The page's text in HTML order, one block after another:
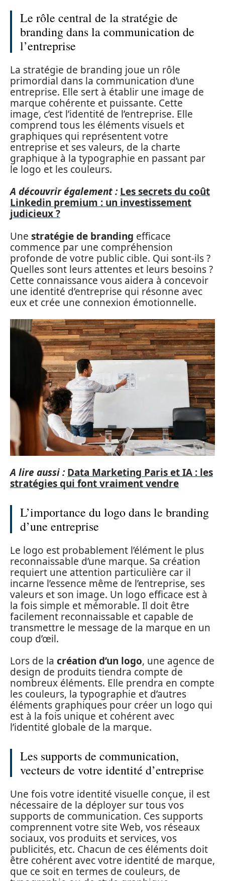
Le rôle central de la stratégie de
branding dans la communication de
l’entreprise
La stratégie de branding joue un rôle
primordial dans la communication d’une
entreprise. Elle sert à établir une image de
marque cohérente et puissante. Cette
image, c’est l’identité de l’entreprise. Elle
comprend tous les éléments visuels et
graphiques qui représentent votre
entreprise et ses valeurs, de la charte
graphique à la typographie en passant par
le logo et les couleurs.
A découvrir également : Les secrets du coût
Linkedin premium : un investissement
judicieux ?
Une stratégie de branding efficace
commence par une compréhension
profonde de votre public cible. Qui sont-ils ?
Quelles sont leurs attentes et leurs besoins ?
Cette connaissance vous aidera à concevoir
une identité d’entreprise qui résonne avec
eux et crée une connexion émotionnelle.
A lire aussi : Data Marketing Paris et IA : les
stratégies qui font vraiment vendre
L’importance du logo dans le branding
d’une entreprise
Le logo est probablement l’élément le plus
reconnaissable d’une marque. Sa création
requiert une attention particulière car il
incarne l’essence même de l’entreprise, ses
valeurs et son image. Un logo efficace est à
la fois simple et mémorable. Il doit être
facilement reconnaissable et capable de
transmettre le message de la marque en un
coup d’œil.
Lors de la création d’un logo, une agence de
design de produits tiendra compte de
nombreux éléments. Elle prendra en compte
les couleurs, la typographie et d’autres
éléments graphiques pour créer un logo qui
est à la fois unique et cohérent avec
l’identité globale de la marque.
Les supports de communication,
vecteurs de votre identité d’entreprise
Une fois votre identité visuelle conçue, il est
nécessaire de la déployer sur tous vos
supports de communication. Ces supports
comprennent votre site Web, vos réseaux
sociaux, vos produits et services, vos
publicités, etc. Chacun de ces éléments doit
être cohérent avec votre identité de marque,
que ce soit en termes de couleurs, de